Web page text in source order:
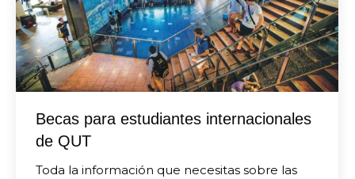
Becas para estudiantes internacionales
de QUT
Toda la información que necesitas sobre las